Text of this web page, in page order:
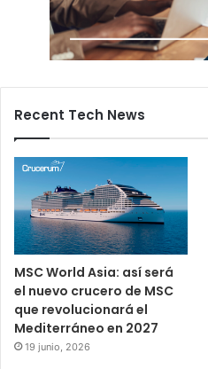
Recent Tech News
MSC World Asia: así será
el nuevo crucero de MSC
que revolucionará el
Mediterráneo en 2027
19 junio, 2026